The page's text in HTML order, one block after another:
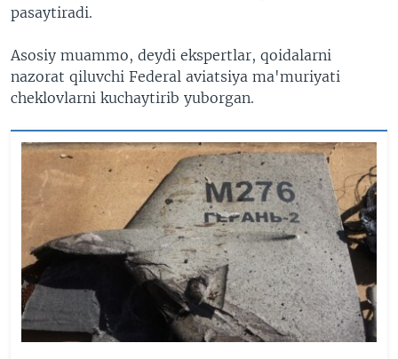
pasaytiradi.
Asosiy muammo, deydi ekspertlar, qoidalarni
nazorat qiluvchi Federal aviatsiya ma'muriyati
cheklovlarni kuchaytirib yuborgan.